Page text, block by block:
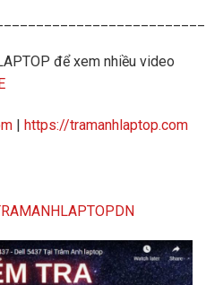
để xem nhiều video
| https://tramanhlaptop.com